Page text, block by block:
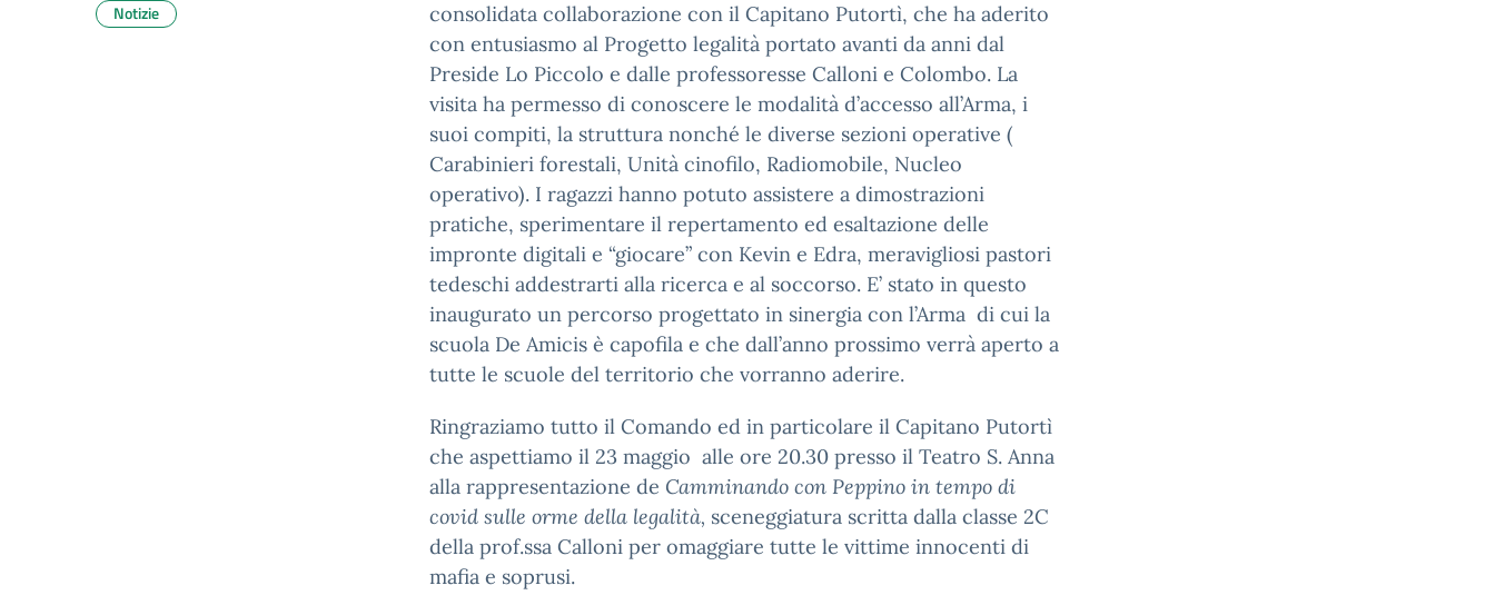
consolidata collaborazione con il Capitano Putortì, che ha aderito
con entusiasmo al Progetto legalità portato avanti da anni dal
Preside Lo Piccolo e dalle professoresse Calloni e Colombo. La
visita ha permesso di conoscere le modalità d’accesso all’Arma, i
suoi compiti, la struttura nonché le diverse sezioni operative (
Carabinieri forestali, Unità cinofilo, Radiomobile, Nucleo
operativo). I ragazzi hanno potuto assistere a dimostrazioni
pratiche, sperimentare il repertamento ed esaltazione delle
impronte digitali e “giocare” con Kevin e Edra, meravigliosi pastori
tedeschi addestrarti alla ricerca e al soccorso. E’ stato in questo
inaugurato un percorso progettato in sinergia con l’Arma di cui la
scuola De Amicis è capofila e che dall’anno prossimo verrà aperto a
tutte le scuole del territorio che vorranno aderire.
Ringraziamo tutto il Comando ed in particolare il Capitano Putortì
che aspettiamo il 23 maggio alle ore 20.30 presso il Teatro S. Anna
alla rappresentazione de Camminando con Peppino in tempo di
covid sulle orme della legalità, sceneggiatura scritta dalla classe 2C
della prof.ssa Calloni per omaggiare tutte le vittime innocenti di
mafia e soprusi.
Notizie